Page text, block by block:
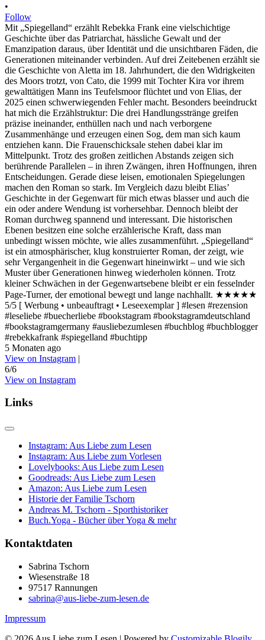
•
Follow
Mit „Spiegelland“ erzählt Rebekka Frank eine vielschichtige
Geschichte über das Patriarchat, hässliche Gewalt und der
Emanzipation daraus, über Identität und die unsichtbaren Fäden, die
Generationen miteinander verbinden. Auf drei Zeitebenen erzählt sie
die Geschichte von Aletta im 18. Jahrhundert, die den Widrigkeiten
des Moors trotzt, von Cato, die 1999 mit Tochter Kira vor ihrem
gewalttätigen Mann ins Teufelsmoor flüchtet und von Elias, der
2025 einen schwerwiegenden Fehler macht. Besonders beeindruckt
hat mich die Erzählstruktur: Die drei Handlungsstränge greifen
präzise ineinander, enthüllen nach und nach verborgene
Zusammenhänge und erzeugen einen Sog, dem man sich kaum
entziehen kann. Die Frauenschicksale stehen dabei klar im
Mittelpunkt. Trotz des großen zeitlichen Abstands zeigen sich
berührende Parallelen – in ihren Zwängen, ihren Hoffnungen, ihren
Entscheidungen. Gerade diese leisen, emotionalen Spiegelungen
machen den Roman so stark. Im Vergleich dazu bleibt Elias’
Geschichte in der Gegenwart für mich etwas blasser und auch die
ein oder andere Wendung ist vorhersehbar. Dennoch bleibt der
Roman durchweg spannend und interessant. Die historischen
Ebenen besitzen eine solche erzählerische Kraft, dass man
unbedingt wissen möchte, wie alles zusammenführt. „Spiegelland“
ist ein atmosphärischer, klug konstruierter Roman, der zeigt, wie
sehr Vergangenheit in die Gegenwart hineinwirkt – und wie sich
Muster über Generationen hinweg wiederholen können. Trotz
kleiner Schwächen in der Gegenwartsebene bleibt er ein fesselnder
Page-Turner, der emotional bewegt und lange nachhallt. ★★★★★
5/5 [ Werbung • unbeauftragt • Leseexemplar ] #lesen #rezension
#leseliebe #buecherliebe #bookstagram #bookstagramdeutschland
#bookstagramgermany #ausliebezumlesen #buchblog #buchblogger
#rebekkafrank #spiegelland #buchtipp
5 Monaten ago
View on Instagram |
6/6
View on Instagram
Links
Instagram: Aus Liebe zum Lesen
Instagram: Aus Liebe zum Vorlesen
Lovelybooks: Aus Liebe zum Lesen
Goodreads: Aus Liebe zum Lesen
Amazon: Aus Liebe zum Lesen
Historie der Familie Tschorn
Andreas M. Tschorn - Sporthistoriker
Buch.Yoga - Bücher über Yoga & mehr
Kontaktdaten
Sabrina Tschorn
Wiesenstraße 18
97517 Rannungen
sabrina@aus-liebe-zum-lesen.de
Impressum